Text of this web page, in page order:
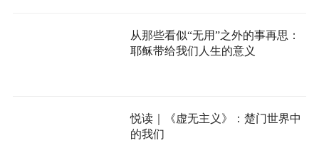
从那些看似“无用”之外的事再思：
耶稣带给我们人生的意义
悦读｜《虚无主义》：楚门世界中
的我们